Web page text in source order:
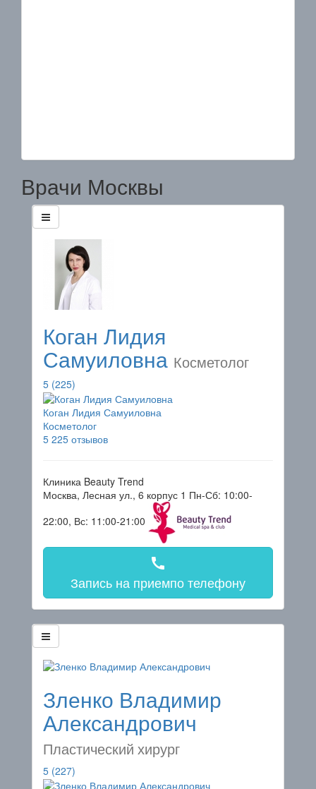
Врачи Москвы
Коган Лидия
Самуиловна Косметолог
5 (225)
Коган Лидия Самуиловна
Косметолог
5 225 отзывов
Клиника Beauty Trend
Москва, Лесная ул., 6 корпус 1 Пн-Сб: 10:00-
22:00, Вс: 11:00-21:00
call
Запись на приемпо телефону
Зленко Владимир
Александрович
Пластический хирург
5 (227)